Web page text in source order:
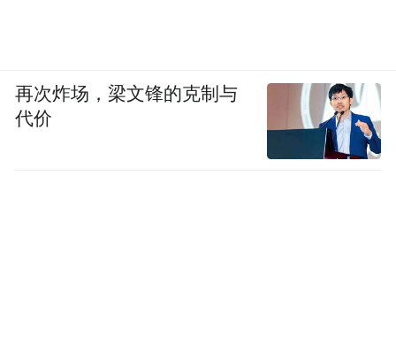
再次炸场，梁文锋的克制与
代价